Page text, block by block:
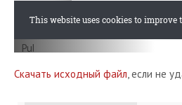
Скачать исходный файл, если не